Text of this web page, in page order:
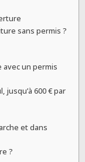
sans permis ?
un permis
jusqu’à 600 € par
et dans
?